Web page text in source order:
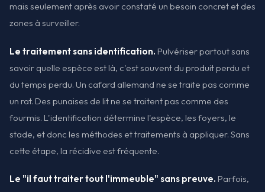
mais seulement après avoir constaté un besoin concret et des
zones à surveiller.
Le traitement sans identification. Pulvériser partout sans
savoir quelle espèce est là, c'est souvent du produit perdu et
du temps perdu. Un cafard allemand ne se traite pas comme
un rat. Des punaises de lit ne se traitent pas comme des
fourmis. L'identification détermine l'espèce, les foyers, le
stade, et donc les méthodes et traitements à appliquer. Sans
cette étape, la récidive est fréquente.
Le "il faut traiter tout l'immeuble" sans preuve. Parfois,